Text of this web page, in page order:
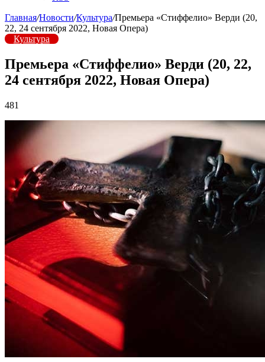
Главная/Новости/Культура/Премьера «Стиффелио» Верди (20,
22, 24 сентября 2022, Новая Опера)
Культура
Премьера «Стиффелио» Верди (20, 22,
24 сентября 2022, Новая Опера)
481